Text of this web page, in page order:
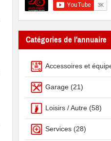
Catégories de l'annuaire
Accessoires et
Garage (21)
Loisirs / Autre (58)
Services (28)